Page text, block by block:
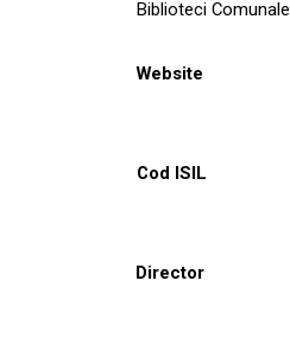
Biblioteci Comunale
Website
Cod ISIL
Director